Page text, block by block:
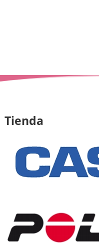
Tienda